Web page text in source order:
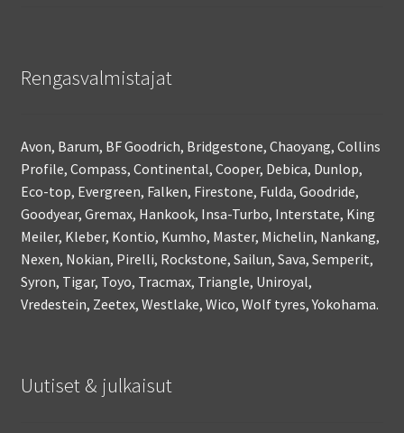
Rengasvalmistajat
Avon, Barum, BF Goodrich, Bridgestone, Chaoyang, Collins
Profile, Compass, Continental, Cooper, Debica, Dunlop,
Eco-top, Evergreen, Falken, Firestone, Fulda, Goodride,
Goodyear, Gremax, Hankook, Insa-Turbo, Interstate, King
Meiler, Kleber, Kontio, Kumho, Master, Michelin, Nankang,
Nexen, Nokian, Pirelli, Rockstone, Sailun, Sava, Semperit,
Syron, Tigar, Toyo, Tracmax, Triangle, Uniroyal,
Vredestein, Zeetex, Westlake, Wico, Wolf tyres, Yokohama.
Uutiset & julkaisut